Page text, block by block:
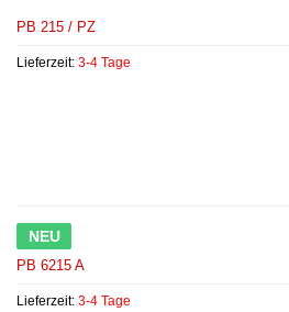
PB 215 / PZ
Lieferzeit: 3-4 Tage
NEU
PB 6215 A
Lieferzeit: 3-4 Tage